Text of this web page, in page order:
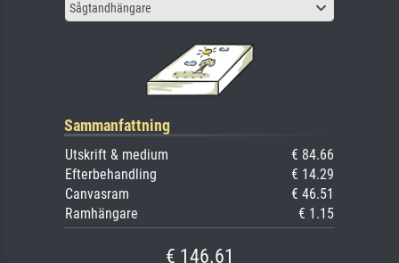
Sågtandhängare
Sammanfattning
Utskrift & medium
€ 84.66
Efterbehandling
€ 14.29
Canvasram
€ 46.51
Ramhängare
€ 1.15
€ 146.61